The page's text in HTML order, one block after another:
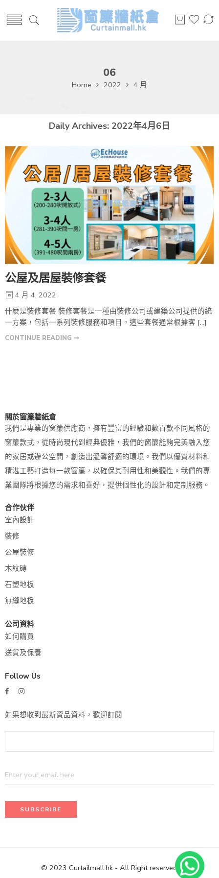
06
Home 2022 4 月
Daily Archives: 2022年4月6日
公屋及居屋裝修套餐
4 月 4, 2022
什麼是裝修套餐 裝修套餐是一種由裝修公司或建築公司提供的統
一方案，包括一系列裝修服務和項目。這些套餐通常根據客 […]
CONTINUE READING ➞
關於窗簾牆紙倉
我們是專業的窗簾供應商，擁有豐富的經驗和數百款不同風格的
窗簾款式。從時尚現代到經典優雅，我們的窗簾能夠完美融入您
的家居或辦公空間，創造出溫馨舒適的環境。我們以優質材料和
精湛工藝打造每一款窗簾，以確保其耐用性和美觀性。我們的專
業團隊將根據您的需求和喜好，提供個性化的設計和定制服務。
合作伙伴
室內設計
裝修
公屋裝修
木紋磚
石塑地板
無縫地板
公司資料
如何購買
送貨及保養
Follow Us
如果想收到最新資品資料，歡迎訂閱
© 2023 Curtailmall.hk - All Right reserved!